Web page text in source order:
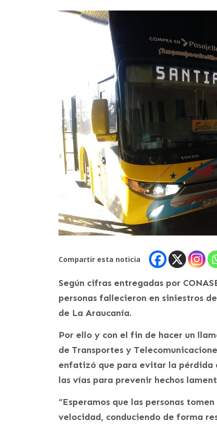
Compartir esta noticia
Según cifras entregadas por
personas fallecieron en siniestros
de La Araucanía.
Por ello y con el fin de hacer un
de Transportes y
enfatizó que para evitar la pérdida
las vías para prevenir hechos
“Esperamos que las personas
velocidad, conduciendo de forma